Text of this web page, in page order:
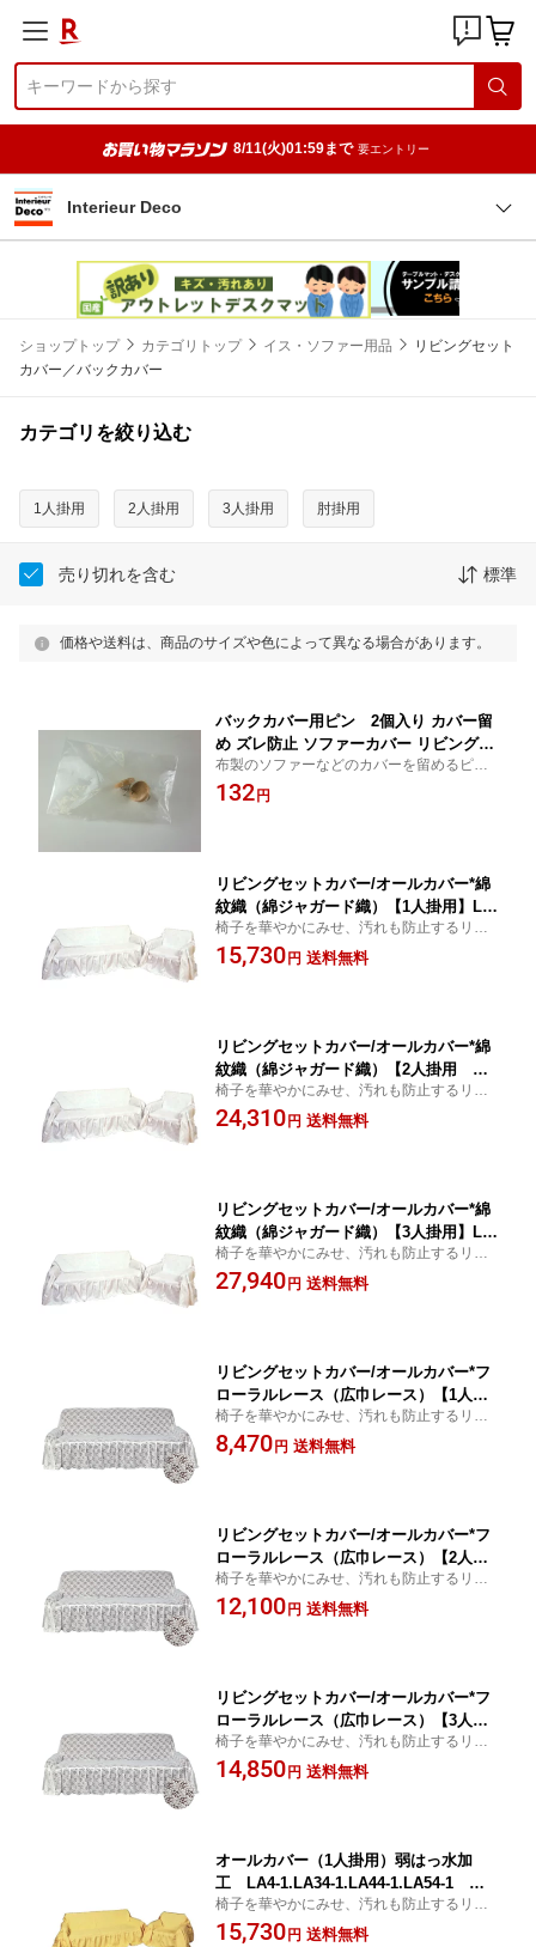
8/11(火)01:59まで 要エントリー
Interieur Deco
ショップトップ カテゴリトップ イス・ソファー用品
リビングセット
カバー／バックカバー
カテゴリを絞り込む
1人掛用 2人掛用 3人掛用 肘掛用
売り切れを含む 標準
価格や送料は、商品のサイズや色によって異なる場合があります。
バックカバー用ピン 2個入り カバー留
め ズレ防止 ソファーカバー リビングセ
ットカバー用 留め具
布製のソファーなどのカバーを留めるピン
です！
132 円
リビングセットカバー/オールカバー*綿
紋織（綿ジャガード織）【1人掛用】LA
140-1【こちらの商品は受注生産です】
椅子カバー 日本製
椅子を華やかにみせ、汚れも防止するリビ
ングセットカバー！
15,730 円 送料無料
リビングセットカバー/オールカバー*綿
紋織（綿ジャガード織）【2人掛用 ソ
ファベッドカバー】LA140-2【こちらの
商品は受注生産です】 椅子カバー 日
椅子を華やかにみせ、汚れも防止するリビ
ングセットカバー！
24,310 円 送料無料
リビングセットカバー/オールカバー*綿
紋織（綿ジャガード織）【3人掛用】LA
140-3【こちらの商品は受注生産です】
椅子カバー 日本製
椅子を華やかにみせ、汚れも防止するリビ
ングセットカバー！
27,940 円 送料無料
リビングセットカバー/オールカバー*フ
ローラルレース（広巾レース）【1人掛
用】LA31-1【こちらの商品は受注生産
です】 椅子カバー 日本製
椅子を華やかにみせ、汚れも防止するリビ
ングセットカバー！
8,470 円 送料無料
リビングセットカバー/オールカバー*フ
ローラルレース（広巾レース）【2人掛
用 ソファベッドカバー】LA31-2【こ
ちらの商品は受注生産です】 椅子カバ
椅子を華やかにみせ、汚れも防止するリビ
ングセットカバー！
12,100 円 送料無料
リビングセットカバー/オールカバー*フ
ローラルレース（広巾レース）【3人掛
用】LA31-3【こちらの商品は受注生産
です】 椅子カバー 日本製
椅子を華やかにみせ、汚れも防止するリビ
ングセットカバー！
14,850 円 送料無料
オールカバー（1人掛用）弱はっ水加
工 LA4-1.LA34-1.LA44-1.LA54-1 ソ
ファカバー【こちらの商品は受注生産で
す】 椅子カバー 日本製
椅子を華やかにみせ、汚れも防止するリビ
ングセットカバー！
15,730 円 送料無料